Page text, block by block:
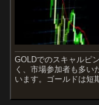
GOLDでのスキャルピ
く、市場参加者も多い
います。ゴールドは短
ど...